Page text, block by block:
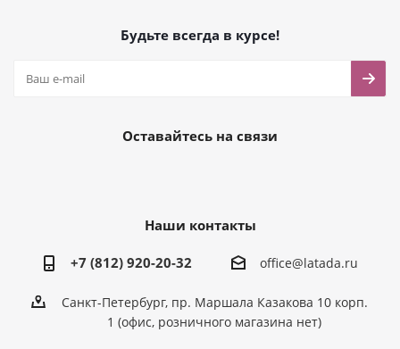
Будьте всегда в курсе!
Оставайтесь на связи
Наши контакты
+7 (812) 920-20-32 office@latada.ru
Санкт-Петербург, пр. Маршала Казакова 10 корп.
1 (офис, розничного магазина нет)